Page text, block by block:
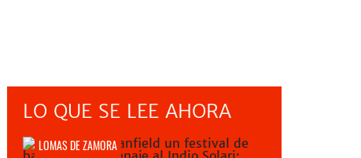
LO QUE SE LEE AHORA
LOMAS DE ZAMORA